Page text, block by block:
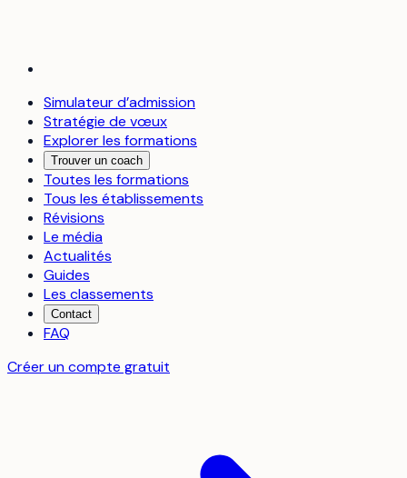
Simulateur d’admission
Stratégie de vœux
Explorer les formations
Trouver un coach
Toutes les formations
Tous les établissements
Révisions
Le média
Actualités
Guides
Les classements
Contact
FAQ
Créer un compte gratuit